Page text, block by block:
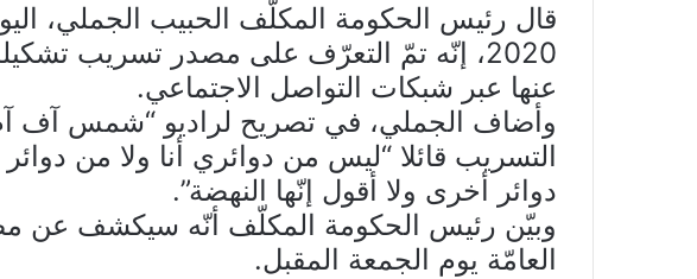
2020، إنّه تمّ التعرّف على مصدر تسريب
عنها عبر شبكات التواصل الاجتماعي.
وأضاف الجملي، في تصريح لراديو “شمس آف
التسريب قائلا “ليس من دوائري أنا ولا من
دوائر أخرى ولا أقول إنّها النهضة”.
وبيّن رئيس الحكومة المكلّف أنّه سيكشف عن
العامّة يوم الجمعة المقبل.